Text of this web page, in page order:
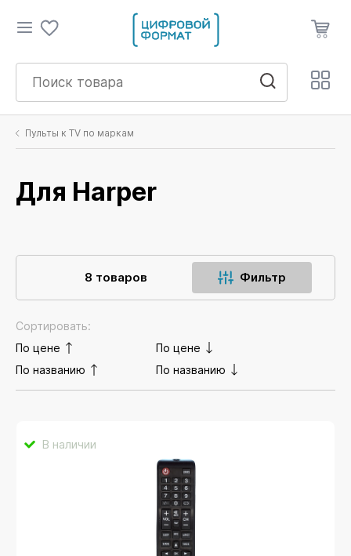
Пульты к TV по маркам
Для Harper
8 товаров Фильтр
Сортировать:
По цене
По цене
По названию
По названию
В наличии